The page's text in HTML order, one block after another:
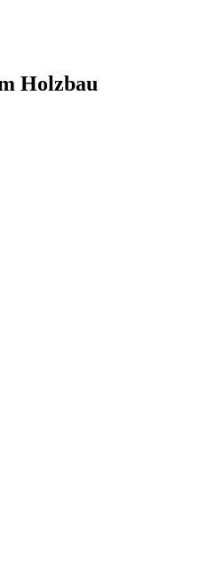
Holzbau